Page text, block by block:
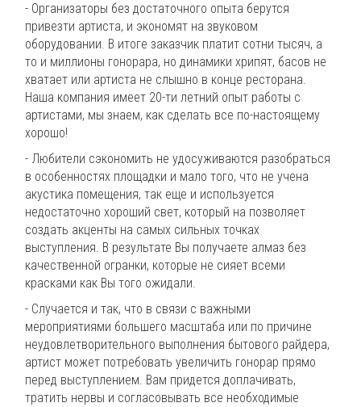
- Организаторы без достаточного опыта берутся
привезти артиста, и экономят на звуковом
оборудовании. В итоге заказчик платит сотни тысяч, а
то и миллионы гонорара, но динамики хрипят, басов не
хватает или артиста не слышно в конце ресторана.
Наша компания имеет 20-ти летний опыт работы с
артистами, мы знаем, как сделать все по-настоящему
хорошо!
- Любители сэкономить не удосуживаются разобраться
в особенностях площадки и мало того, что не учена
акустика помещения, так еще и используется
недостаточно хороший свет, который на позволяет
создать акценты на самых сильных точках
выступления. В результате Вы получаете алмаз без
качественной огранки, которые не сияет всеми
красками как Вы того ожидали.
- Случается и так, что в связи с важными
мероприятиями большего масштаба или по причине
неудовлетворительного выполнения бытового райдера,
артист может потребовать увеличить гонорар прямо
перед выступлением. Вам придется доплачивать,
тратить нервы и согласовывать все необходимые